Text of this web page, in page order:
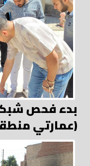
بدء فحص
عمارتي منطقة الـ(104)